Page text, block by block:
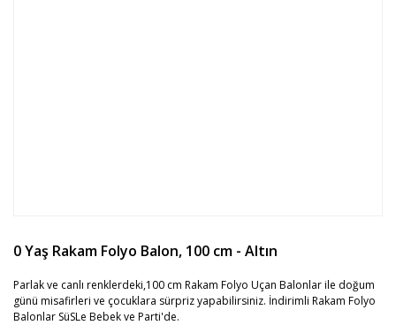
0 Yaş Rakam Folyo Balon, 100 cm - Altın
Parlak ve canlı renklerdeki,100 cm Rakam Folyo Uçan Balonlar ile doğum
günü misafirleri ve çocuklara sürpriz yapabilirsiniz. İndirimli Rakam Folyo
Balonlar SüSLe Bebek ve Parti'de.